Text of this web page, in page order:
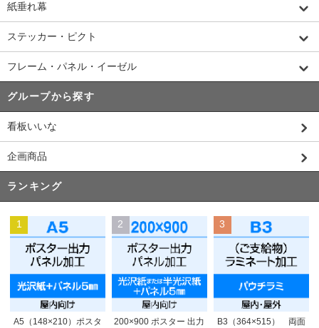
紙垂れ幕
ステッカー・ピクト
フレーム・パネル・イーゼル
グループから探す
看板いいな
企画商品
ランキング
1
A5（148×210）ポスタ
2
200×900 ポスター 出力
3
B3（364×515） 両面